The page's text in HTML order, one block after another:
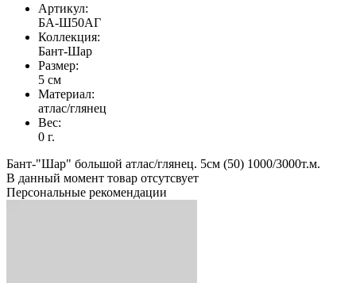
Артикул:
БА-Ш50АГ
Коллекция:
Бант-Шар
Размер:
5 см
Материал:
атлас/глянец
Вес:
0 г.
Бант-"Шар" большой атлас/глянец. 5см (50) 1000/3000т.м.
В данный момент товар отсутсвует
Персональные рекомендации